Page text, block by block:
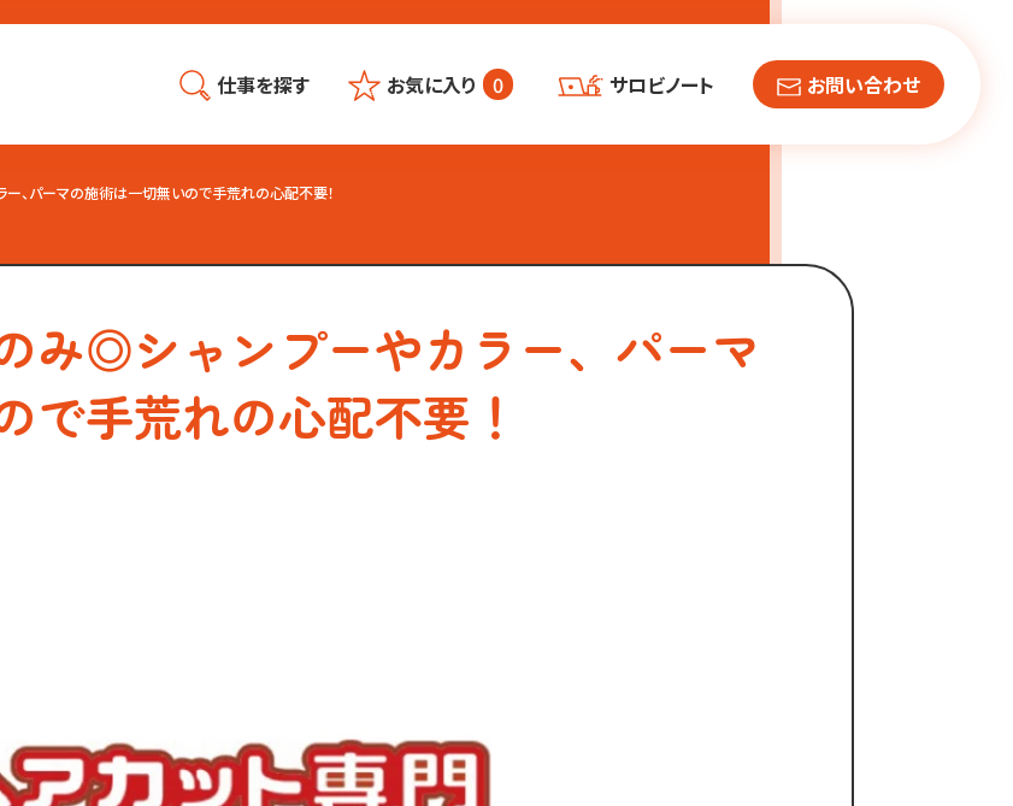
仕事を探す お気に入り 0 サロビノート お問い合わせ
ー、パーマの施術は一切無いので手荒れの心配不要！
み◎シャンプーやカラー、パーマ
で手荒れの心配不要！